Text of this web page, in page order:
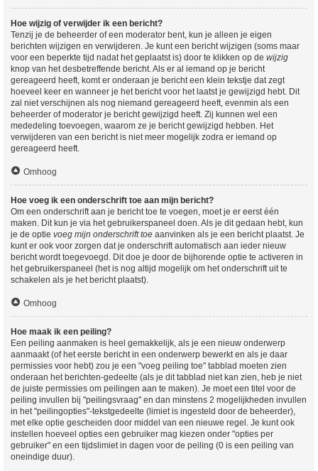
Hoe wijzig of verwijder ik een bericht?
Tenzij je de beheerder of een moderator bent, kun je alleen je eigen
berichten wijzigen en verwijderen. Je kunt een bericht wijzigen (soms maar
voor een beperkte tijd nadat het geplaatst is) door te klikken op de wijzig
knop van het desbetreffende bericht. Als er al iemand op je bericht
gereageerd heeft, komt er onderaan je bericht een klein tekstje dat zegt
hoeveel keer en wanneer je het bericht voor het laatst je gewijzigd hebt. Dit
zal niet verschijnen als nog niemand gereageerd heeft, evenmin als een
beheerder of moderator je bericht gewijzigd heeft. Zij kunnen wel een
mededeling toevoegen, waarom ze je bericht gewijzigd hebben. Het
verwijderen van een bericht is niet meer mogelijk zodra er iemand op
gereageerd heeft.
Omhoog
Hoe voeg ik een onderschrift toe aan mijn bericht?
Om een onderschrift aan je bericht toe te voegen, moet je er eerst één
maken. Dit kun je via het gebruikerspaneel doen. Als je dit gedaan hebt, kun
je de optie voeg mijn onderschrift toe aanvinken als je een bericht plaatst. Je
kunt er ook voor zorgen dat je onderschrift automatisch aan ieder nieuw
bericht wordt toegevoegd. Dit doe je door de bijhorende optie te activeren in
het gebruikerspaneel (het is nog altijd mogelijk om het onderschrift uit te
schakelen als je het bericht plaatst).
Omhoog
Hoe maak ik een peiling?
Een peiling aanmaken is heel gemakkelijk, als je een nieuw onderwerp
aanmaakt (of het eerste bericht in een onderwerp bewerkt en als je daar
permissies voor hebt) zou je een "voeg peiling toe" tabblad moeten zien
onderaan het berichten-gedeelte (als je dit tabblad niet kan zien, heb je niet
de juiste permissies om peilingen aan te maken). Je moet een titel voor de
peiling invullen bij "peilingsvraag" en dan minstens 2 mogelijkheden invullen
in het "peilingopties"-tekstgedeelte (limiet is ingesteld door de beheerder),
met elke optie gescheiden door middel van een nieuwe regel. Je kunt ook
instellen hoeveel opties een gebruiker mag kiezen onder "opties per
gebruiker" en een tijdslimiet in dagen voor de peiling (0 is een peiling van
oneindige duur).